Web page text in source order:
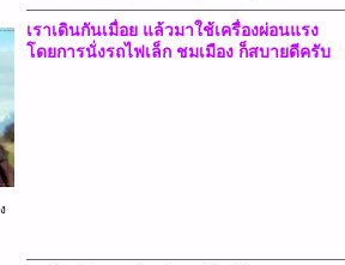
เราเดินกันเมื่อย แล้วมาใช้เครื่องผ่อนแรง
โดยการนั่งรถไฟเล็ก ชมเมือง ก็สบายดีครับ